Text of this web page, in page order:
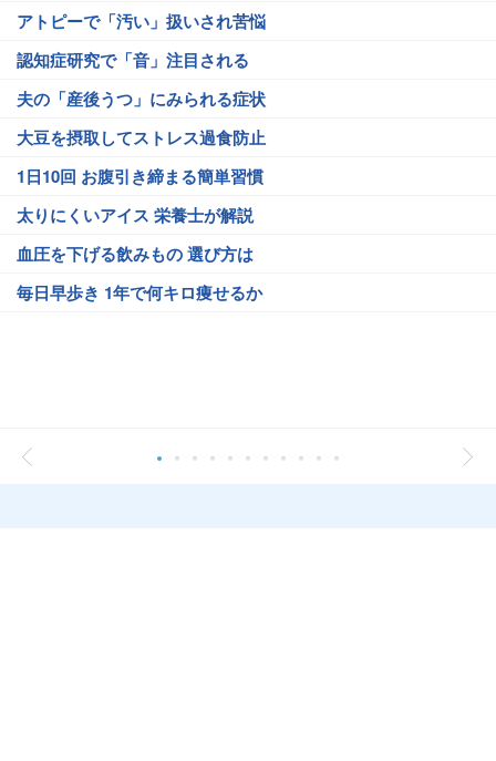
アトピーで「汚い」扱いされ苦悩
認知症研究で「音」注目される
夫の「産後うつ」にみられる症状
大豆を摂取してストレス過食防止
1日10回 お腹引き締まる簡単習慣
太りにくいアイス 栄養士が解説
血圧を下げる飲みもの 選び方は
毎日早歩き 1年で何キロ痩せるか